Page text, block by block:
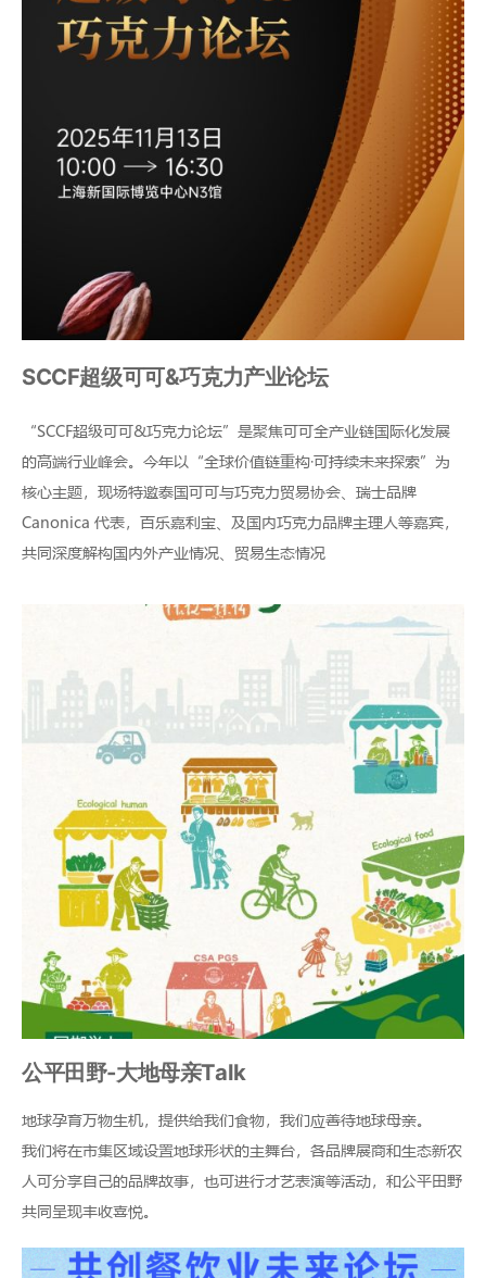
SCCF超级可可&巧克力产业论坛
“SCCF超级可可&巧克力论坛”是聚焦可可全产业链国际化发展
的高端行业峰会。今年以“全球价值链重构·可持续未来探索”为
核心主题，现场特邀泰国可可与巧克力贸易协会、瑞士品牌
Canonica 代表，百乐嘉利宝、及国内巧克力品牌主理人等嘉宾，
共同深度解构国内外产业情况、贸易生态情况
公平田野-大地母亲Talk
地球孕育万物生机，提供给我们食物，我们应善待地球母亲。
我们将在市集区域设置地球形状的主舞台，各品牌展商和生态新农
人可分享自己的品牌故事，也可进行才艺表演等活动，和公平田野
共同呈现丰收喜悦。